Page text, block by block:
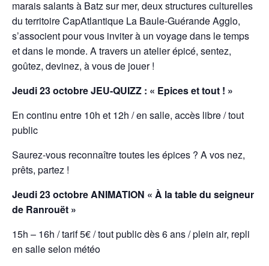
marais salants à Batz sur mer, deuxstructures culturelles
du territoire CapAtlantique La Baule-Guérande Agglo,
s’associent pourvous inviter à un voyage dans le temps
et dans le monde. A travers un atelier épicé, sentez,
goûtez, devinez, à vous de jouer !
Jeudi 23 octobre JEU-QUIZZ : « Epices et tout ! »
En continu entre 10h et 12h / en salle, accès libre / tout
public
Saurez-vous reconnaître toutes les épices ? A vos nez,
prêts, partez !
Jeudi 23 octobre ANIMATION « À la table du seigneur
de Ranrouët »
15h – 16h / tarif 5€ / tout public dès 6 ans / plein air, repli
en salle selon météo